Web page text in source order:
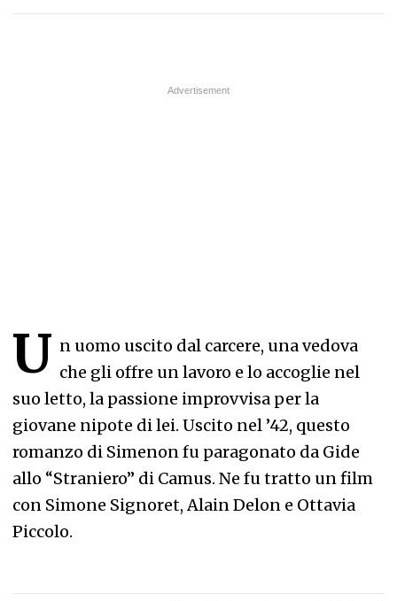
U n uomo uscito dal carcere, una vedova
che gli offre un lavoro e lo accoglie nel
suo letto, la passione improvvisa per la
giovane nipote di lei. Uscito nel ’42, questo
romanzo di Simenon fu paragonato da Gide
allo “Straniero” di Camus. Ne fu tratto un film
con Simone Signoret, Alain Delon e Ottavia
Piccolo.